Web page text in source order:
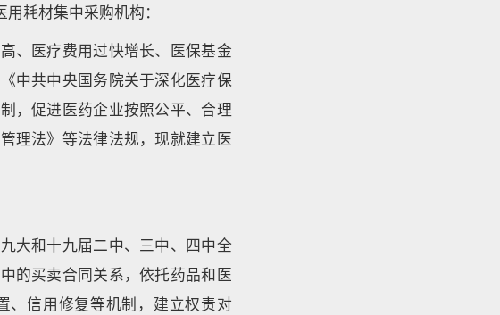
耗材集中采购机构：
、医疗费用过快增长、医保基金
中共中央国务院关于深化医疗保
，促进医药企业按照公平、合理
理法》等法律法规，现就建立医
大和十九届二中、三中、四中全
的买卖合同关系，依托药品和医
、信用修复等机制，建立权责对